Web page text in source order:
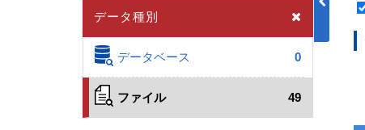
データ種別
データベース 0
ファイル 49